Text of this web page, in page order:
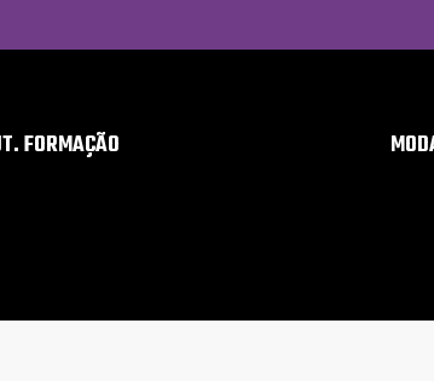
FORMAÇÃO